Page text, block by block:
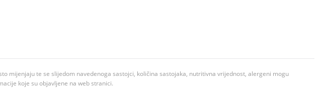
mijenjaju te se slijedom navedenoga sastojci, količina sastojaka, nutritivna vrijednost, alergeni mogu
koje su objavljene na web stranici.